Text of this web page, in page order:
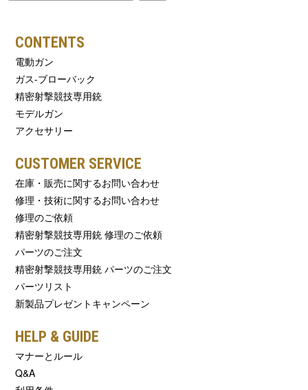
索:
CONTENTS
電動ガン
ガス-ブローバック
精密射撃競技専用銃
モデルガン
アクセサリー
CUSTOMER SERVICE
在庫・販売に関するお問い合わせ
修理・技術に関するお問い合わせ
修理のご依頼
精密射撃競技専用銃 修理のご依頼
パーツのご注文
精密射撃競技専用銃 パーツのご注文
パーツリスト
新製品プレゼントキャンペーン
HELP & GUIDE
マナーとルール
Q&A